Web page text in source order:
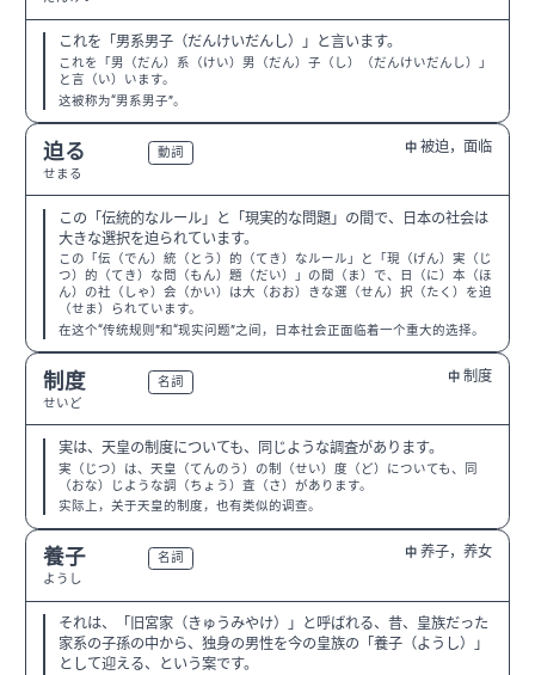
これを「男系男子（だんけいだんし）」と言います。
これを「男（だん）系（けい）男（だん）子（し）（だんけいだんし）」
と言（い）います。
这被称为“男系男子”。
迫る
せまる
動詞 中 被迫，面临
この「伝統的なルール」と「現実的な問題」の間で、日本の社会は
大きな選択を迫られています。
この「伝（でん）統（とう）的（てき）なルール」と「現（げん）実（じ
つ）的（てき）な問（もん）題（だい）」の間（ま）で、日（に）本（ほ
ん）の社（しゃ）会（かい）は大（おお）きな選（せん）択（たく）を迫
（せま）られています。
在这个“传统规则”和“现实问题”之间，日本社会正面临着一个重大的选择。
制度
せいど
名詞 中 制度
実は、天皇の制度についても、同じような調査があります。
実（じつ）は、天皇（てんのう）の制（せい）度（ど）についても、同
（おな）じような調（ちょう）査（さ）があります。
实际上，关于天皇的制度，也有类似的调查。
養子
ようし
名詞 中 养子，养女
それは、「旧宮家（きゅうみやけ）」と呼ばれる、昔、皇族だった
家系の子孫の中から、独身の男性を今の皇族の「養子（ようし）」
として迎える、という案です。